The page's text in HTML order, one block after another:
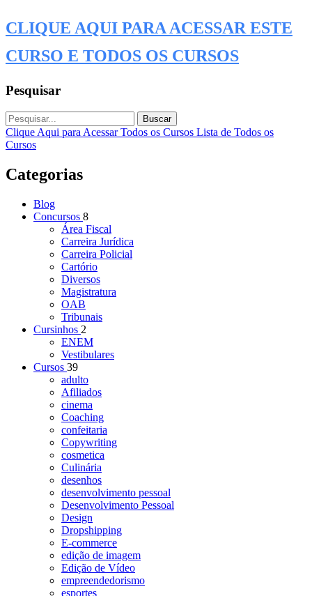
CLIQUE AQUI PARA ACESSAR ESTE
CURSO E TODOS OS CURSOS
Pesquisar
Buscar
Clique Aqui para Acessar Todos os Cursos Lista de Todos os
Cursos
Categorias
Blog
Concursos 8
Área Fiscal
Carreira Jurídica
Carreira Policial
Cartório
Diversos
Magistratura
OAB
Tribunais
Cursinhos 2
ENEM
Vestibulares
Cursos 39
adulto
Afiliados
cinema
Coaching
confeitaria
Copywriting
cosmetica
Culinária
desenhos
desenvolvimento pessoal
Desenvolvimento Pessoal
Design
Dropshipping
E-commerce
edição de imagem
Edição de Vídeo
empreendedorismo
esportes